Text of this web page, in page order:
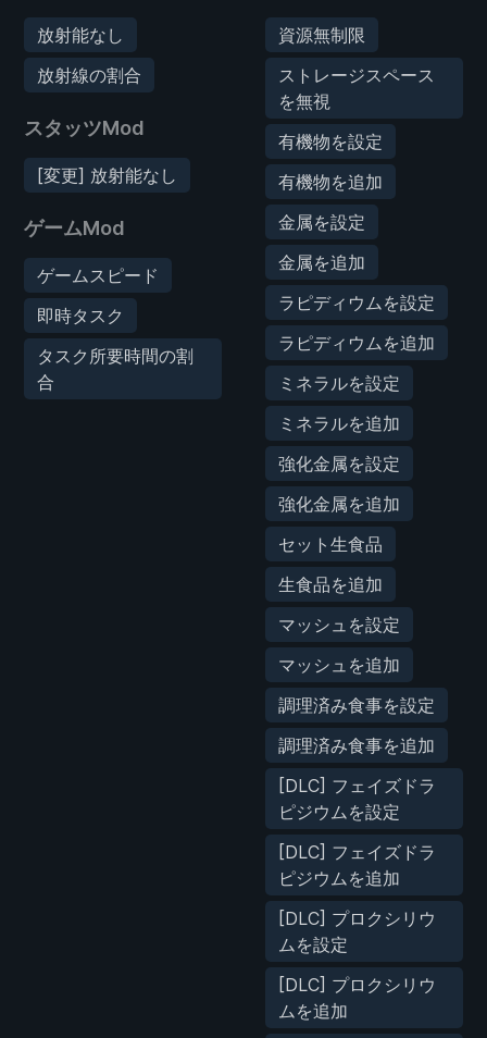
放射能なし
放射線の割合
スタッツMod
[変更] 放射能なし
ゲームMod
ゲームスピード
即時タスク
タスク所要時間の割
合
資源無制限
ストレージスペース
を無視
有機物を設定
有機物を追加
金属を設定
金属を追加
ラピディウムを設定
ラピディウムを追加
ミネラルを設定
ミネラルを追加
強化金属を設定
強化金属を追加
セット生食品
生食品を追加
マッシュを設定
マッシュを追加
調理済み食事を設定
調理済み食事を追加
[DLC] フェイズドラ
ピジウムを設定
[DLC] フェイズドラ
ピジウムを追加
[DLC] プロクシリウ
ムを設定
[DLC] プロクシリウ
ムを追加